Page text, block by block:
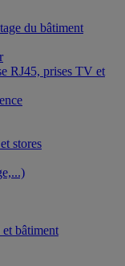
du bâtiment
RJ45, prises TV et
stores
et bâtiment